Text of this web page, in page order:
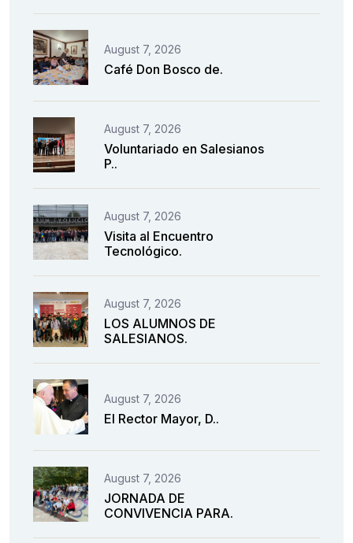
August 7, 2026
Café Don Bosco de.
August 7, 2026
Voluntariado en Salesianos
P..
August 7, 2026
Visita al Encuentro
Tecnológico.
August 7, 2026
LOS ALUMNOS DE
SALESIANOS.
August 7, 2026
El Rector Mayor, D..
August 7, 2026
JORNADA DE
CONVIVENCIA PARA.